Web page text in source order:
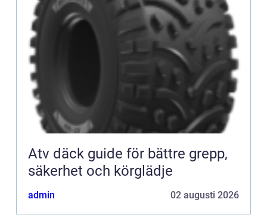
Atv däck guide för bättre grepp,
säkerhet och körglädje
admin 02 augusti 2026